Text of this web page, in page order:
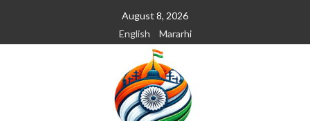
August 8, 2026
English
Mararhi